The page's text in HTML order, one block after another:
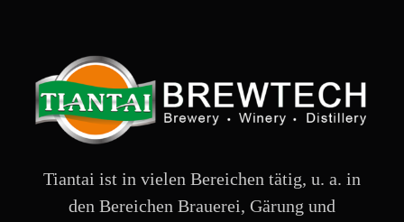
den Bereichen Brauerei, Gärung und
Destillation, und kann komplette Lösungen für